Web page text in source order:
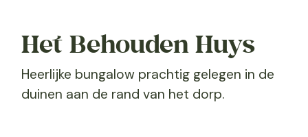
Het Behouden Huys
Heerlijke bungalow prachtig gelegen in de
duinen aan de rand van het dorp.